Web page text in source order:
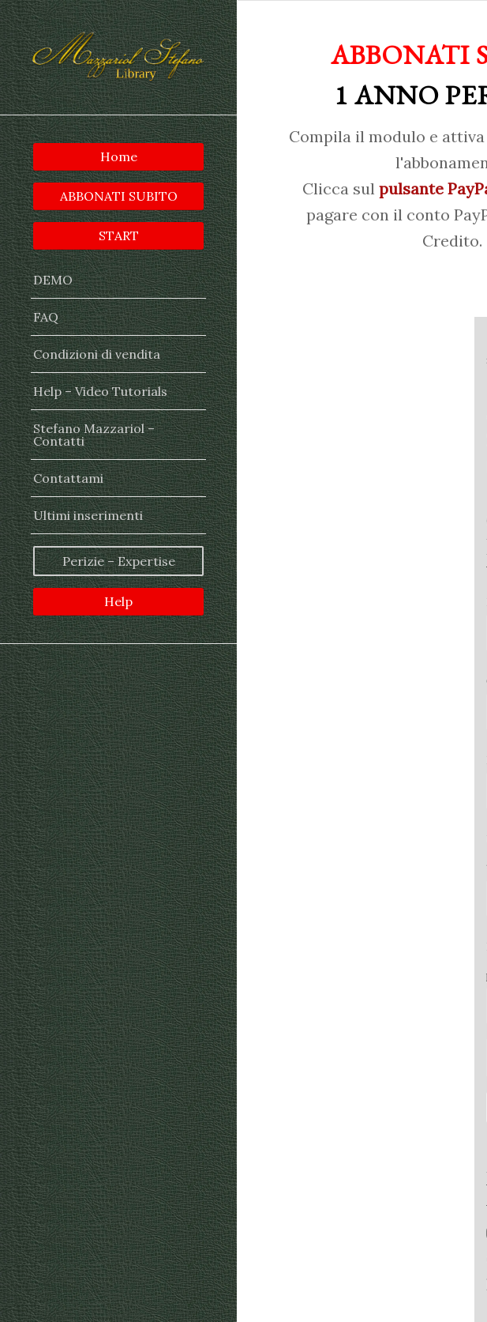
Home
ABBONATI SUBITO
START
DEMO
FAQ
Condizioni di vendita
Help – Video Tutorials
Stefano Mazzariol –
Contatti
Contattami
Ultimi inserimenti
Perizie – Expertise
Help
ABBONATI
1 ANNO
Compila il modulo e
Clicca sul pulsante
pagare con il conto
Credito.